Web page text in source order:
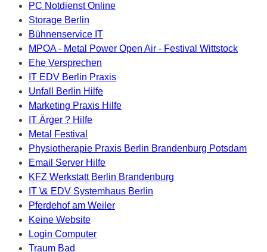
PC Notdienst Online
Storage Berlin
Bühnenservice IT
MPOA - Metal Power Open Air - Festival Wittstock
Ehe Versprechen
IT EDV Berlin Praxis
Unfall Berlin Hilfe
Marketing Praxis Hilfe
IT Ärger ? Hilfe
Metal Festival
Physiotherapie Praxis Berlin Brandenburg Potsdam
Email Server Hilfe
KFZ Werkstatt Berlin Brandenburg
IT \& EDV Systemhaus Berlin
Pferdehof am Weiler
Keine Website
Login Computer
Traum Bad